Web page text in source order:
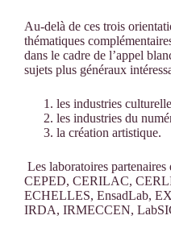
Au-delà de ces trois
thématiques
dans le cadre de l’appel
sujets plus généraux
les industries
les industries du
la création artistique.
Les laboratoires
CEPED, CERILAC,
ECHELLES, EnsadLab,
IRDA, IRMECCEN,